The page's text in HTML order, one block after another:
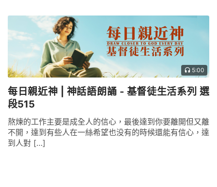
5:00
每日親近神 | 神話語朗誦 - 基督徒生活系列 選
段515
熬煉的工作主要是成全人的信心，最後達到你要離開但又離
不開，達到有些人在一絲希望也没有的時候還能有信心，達
到人對 […]